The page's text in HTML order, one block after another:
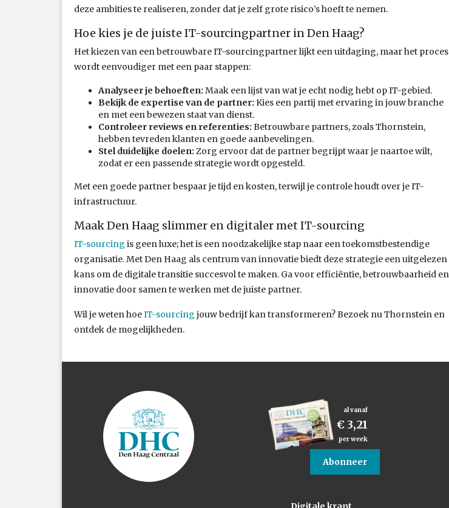
deze ambities te realiseren, zonder dat je zelf grote risico’s hoeft te nemen.
Hoe kies je de juiste IT-sourcingpartner in Den Haag?
Het kiezen van een betrouwbare IT-sourcingpartner lijkt een uitdaging, maar het proces
wordt eenvoudiger met een paar stappen:
Analyseer je behoeften: Maak een lijst van wat je echt nodig hebt op IT-gebied.
Bekijk de expertise van de partner: Kies een partij met ervaring in jouw branche
en met een bewezen staat van dienst.
Controleer reviews en referenties: Betrouwbare partners, zoals Thornstein,
hebben tevreden klanten en goede aanbevelingen.
Stel duidelijke doelen: Zorg ervoor dat de partner begrijpt waar je naartoe wilt,
zodat er een passende strategie wordt opgesteld.
Met een goede partner bespaar je tijd en kosten, terwijl je controle houdt over je IT-
infrastructuur.
Maak Den Haag slimmer en digitaler met IT-sourcing
IT-sourcing is geen luxe; het is een noodzakelijke stap naar een toekomstbestendige
organisatie. Met Den Haag als centrum van innovatie biedt deze strategie een uitgelezen
kans om de digitale transitie succesvol te maken. Ga voor efficiëntie, betrouwbaarheid en
innovatie door samen te werken met de juiste partner.
Wil je weten hoeIT-sourcing jouw bedrijf kan transformeren? Bezoek nu Thornstein en
ontdek de mogelijkheden.
al vanaf
€ 3,21
per week
Abonneer